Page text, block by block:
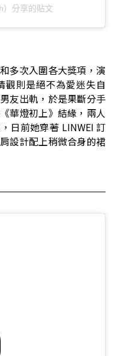
）分享的貼文
多次入圍各大獎項，演
觀則是絕不為愛迷失自
友出軌，於是果斷分手
華燈初上》結緣，兩人
日前她穿著 LINWEI 訂
設計配上稍微合身的裙